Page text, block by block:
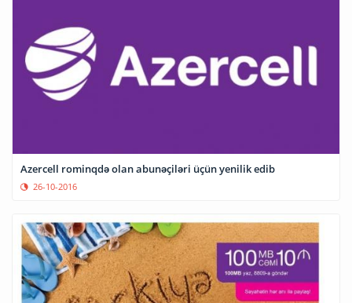
Azercell rominqdə olan abunəçiləri üçün yenilik edib
26-10-2016